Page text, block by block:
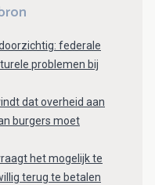
federale
problemen bij
dat overheid aan
burgers moet
het mogelijk te
terug te betalen